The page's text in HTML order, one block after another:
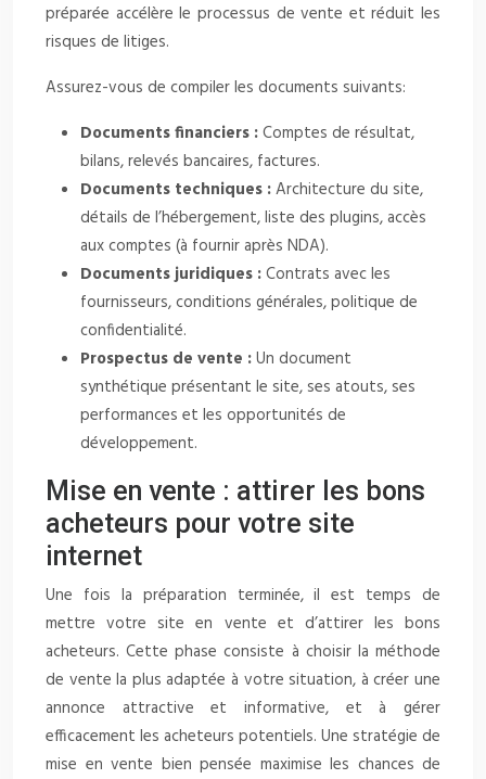
préparée accélère le processus de vente et réduit les
risques de litiges.
Assurez-vous de compiler les documents suivants:
Documents financiers :Comptes de résultat,
bilans, relevés bancaires, factures.
Documents techniques :Architecture du site,
détails de l’hébergement, liste des plugins, accès
aux comptes (à fournir après NDA).
Documents juridiques :Contrats avec les
fournisseurs, conditions générales, politique de
confidentialité.
Prospectus de vente :Un document
synthétique présentant le site, ses atouts, ses
performances et les opportunités de
développement.
Mise en vente : attirer les bons
acheteurs pour votre site
internet
Une fois la préparation terminée, il est temps de
mettre votre site en vente et d’attirer les bons
acheteurs. Cette phase consiste à choisir la méthode
de vente la plus adaptée à votre situation, à créer une
annonce attractive et informative, et à gérer
efficacement les acheteurs potentiels. Une stratégie de
mise en vente bien pensée maximise les chances de